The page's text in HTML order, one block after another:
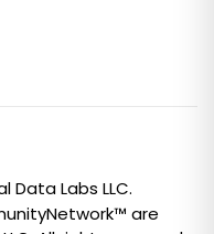
Data Labs LLC.
are